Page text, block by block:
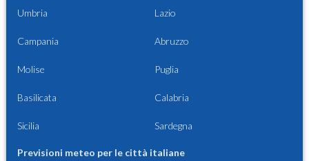
Umbria Lazio
Campania Abruzzo
Molise Puglia
Basilicata Calabria
Sicilia Sardegna
Previsioni meteo per le città italiane